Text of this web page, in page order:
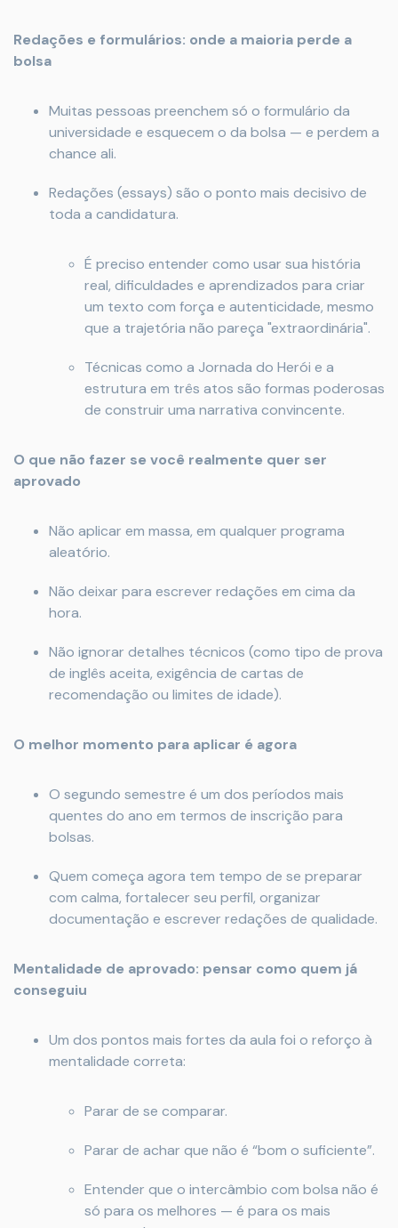
Redações e formulários: onde a maioria perde a
bolsa
Muitas pessoas preenchem só o formulário da
universidade e esquecem o da bolsa — e perdem a
chance ali.
Redações (essays) são o ponto mais decisivo de
toda a candidatura.
É preciso entender como usar sua história
real, dificuldades e aprendizados para criar
um texto com força e autenticidade, mesmo
que a trajetória não pareça "extraordinária".
Técnicas como a Jornada do Herói e a
estrutura em três atos são formas poderosas
de construir uma narrativa convincente.
O que não fazer se você realmente quer ser
aprovado
Não aplicar em massa, em qualquer programa
aleatório.
Não deixar para escrever redações em cima da
hora.
Não ignorar detalhes técnicos (como tipo de prova
de inglês aceita, exigência de cartas de
recomendação ou limites de idade).
O melhor momento para aplicar é agora
O segundo semestre é um dos períodos mais
quentes do ano em termos de inscrição para
bolsas.
Quem começa agora tem tempo de se preparar
com calma, fortalecer seu perfil, organizar
documentação e escrever redações de qualidade.
Mentalidade de aprovado: pensar como quem já
conseguiu
Um dos pontos mais fortes da aula foi o reforço à
mentalidade correta:
Parar de se comparar.
Parar de achar que não é “bom o suficiente”.
Entender que o intercâmbio com bolsa não é
só para os melhores — é para os mais